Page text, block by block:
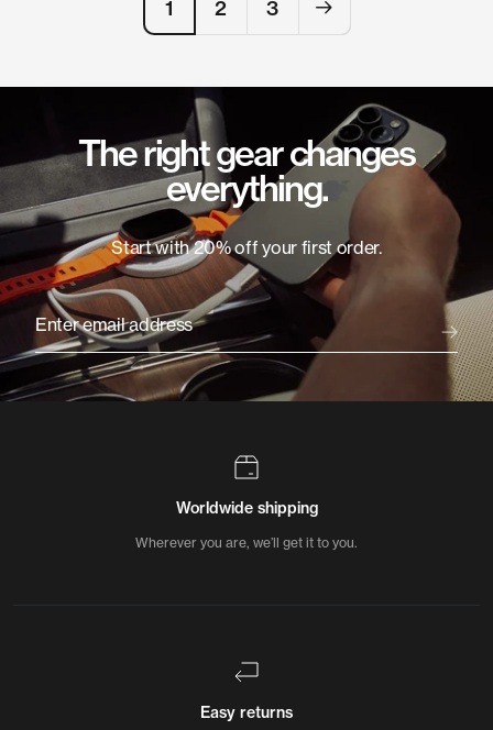
1 2 3
The right gear changes
everything.
Start with 20% off your first order.
Enter email address
Worldwide shipping
Wherever you are, we’ll get it to you.
Easy returns